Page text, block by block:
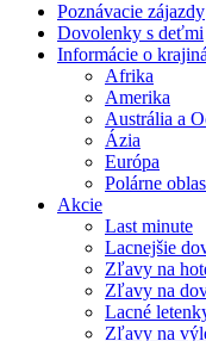
Poznávacie zájazdy
Dovolenky s deťmi
Informácie o
Afrika
Amerika
Austrália a
Ázia
Európa
Polárne
Akcie
Last minute
Lacnejšie
Zľavy na
Zľavy na
Lacné
Zľavy na